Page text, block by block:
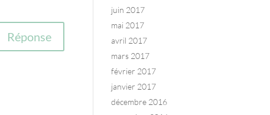
Réponse
juin 2017
mai 2017
avril 2017
mars 2017
février 2017
janvier 2017
décembre 2016